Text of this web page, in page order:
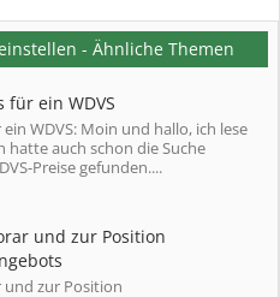
- Ähnliche Themen
für ein WDVS
WDVS: Moin und hallo, ich lese
hatte auch schon die Suche
Preise gefunden....
und zur Position
zur Position